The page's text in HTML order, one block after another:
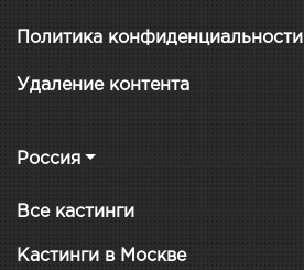
Политика конфиденциальности
Удаление контента
Россия
Все кастинги
Кастинги в Москве